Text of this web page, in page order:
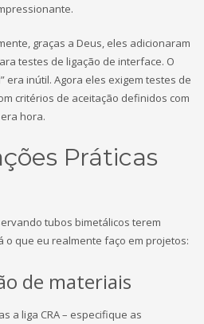
graças a Deus, eles adicionaram
testes de ligação de interface. O
era inútil. Agora eles exigem testes de
critérios de aceitação definidos com
hora.
Práticas
tubos bimetálicos terem
o que eu realmente faço em projetos:
de materiais
a liga CRA – especifique as